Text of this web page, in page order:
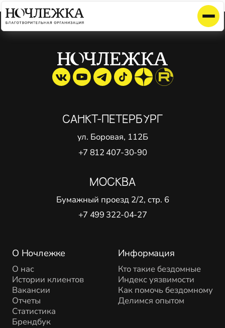
Элемент не найден!
О Ночлежке
О нас
Истории клиентов
Вакансии
Отчеты
Статистика
Брендбук
Информация
Кто такие бездомные
Индекс уязвимости
Как помочь бездомному
Делимся опытом
САНКТ-ПЕТЕРБУРГ
ул. Боровая, 112Б
+7 812 407-30-90
МОСКВА
Бумажный проезд 2/2, стр. 6
+7 499 322-04-27